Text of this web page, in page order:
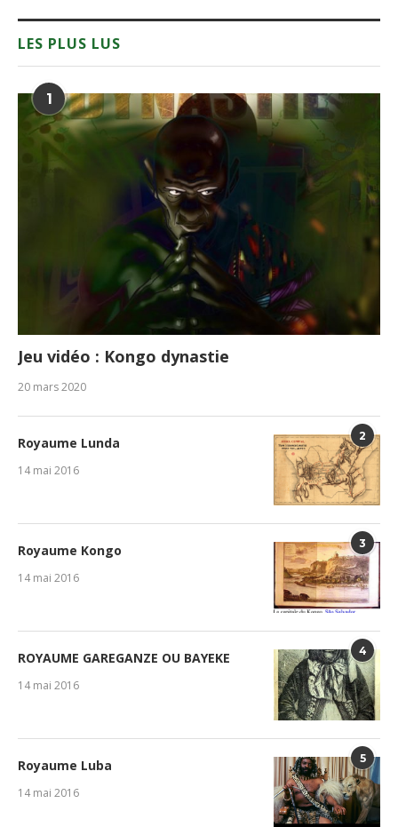
LES PLUS LUS
1
Jeu vidéo : Kongo dynastie
20 mars 2020
2
Royaume Lunda
14 mai 2016
3
Royaume Kongo
14 mai 2016
4
ROYAUME GAREGANZE OU BAYEKE
14 mai 2016
5
Royaume Luba
14 mai 2016